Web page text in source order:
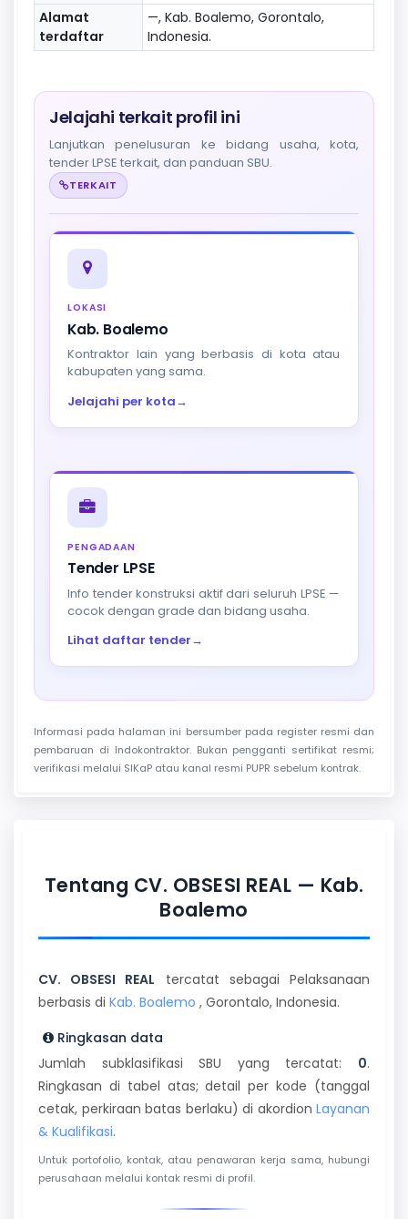
Alamat
terdaftar
—, Kab. Boalemo, Gorontalo,
Indonesia.
Jelajahi terkait profil ini
Lanjutkan penelusuran ke bidang usaha, kota,
tender LPSE terkait, dan panduan SBU.
TERKAIT
LOKASI
Kab. Boalemo
Kontraktor lain yang berbasis di kota atau
kabupaten yang sama.
Jelajahi per kota→
PENGADAAN
Tender LPSE
Info tender konstruksi aktif dari seluruh LPSE —
cocok dengan grade dan bidang usaha.
Lihat daftar tender→
Informasi pada halaman ini bersumber pada register resmi dan
pembaruan di Indokontraktor. Bukan pengganti sertifikat resmi;
verifikasi melalui SIKaP atau kanal resmi PUPR sebelum kontrak.
Tentang CV. OBSESI REAL — Kab.
Boalemo
CV. OBSESI REAL tercatat sebagai Pelaksanaan
berbasis di Kab. Boalemo , Gorontalo, Indonesia.
Ringkasan data
Jumlah subklasifikasi SBU yang tercatat: 0.
Ringkasan di tabel atas; detail per kode (tanggal
cetak, perkiraan batas berlaku) di akordion Layanan
& Kualifikasi.
Untuk portofolio, kontak, atau penawaran kerja sama, hubungi
perusahaan melalui kontak resmi di profil.